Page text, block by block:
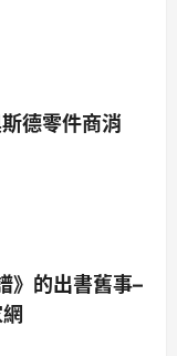
德零件商消
的出書舊事–